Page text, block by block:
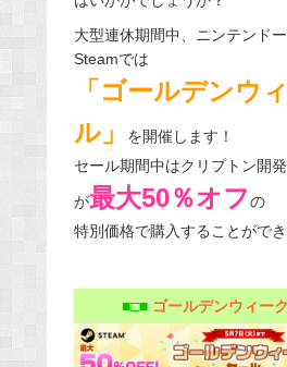
k
大型連休期間中、ニンテンド
Steamでは
「ゴールデンウ
ル」
を開催します！
セール期間中はクリプトン開
が最大50％オフの
特別価格で購入することがで
■□■ ゴールデンウィー